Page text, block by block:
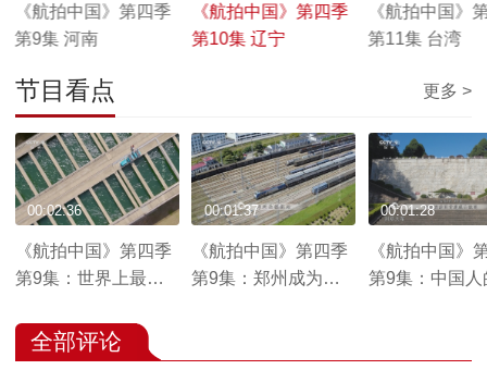
《航拍中国》第四季
第9集 河南
《航拍中国》第四季
第10集 辽宁
《航拍中国》
第11集 台湾
节目看点 更多 >
《航拍中国》第四季
第9集：世界上最大
启北上之路
00:02:36
《航拍中国》第四季
第9集：郑州成为中
00:01:37
《航拍中国》
第9集：中国人
00:01:28
全部评论